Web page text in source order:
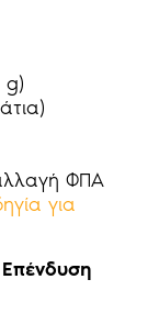
g)
ΦΠΑ
για